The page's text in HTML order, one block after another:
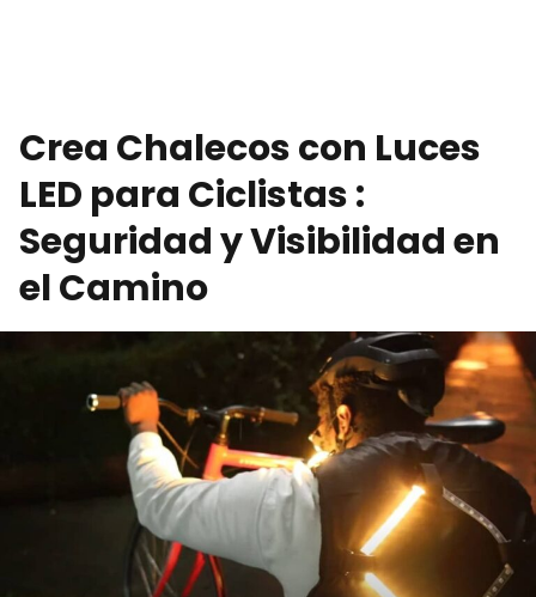
Crea Chalecos con Luces
LED para Ciclistas :
Seguridad y Visibilidad en
el Camino